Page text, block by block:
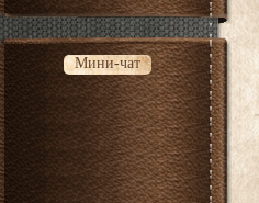
Мини-чат